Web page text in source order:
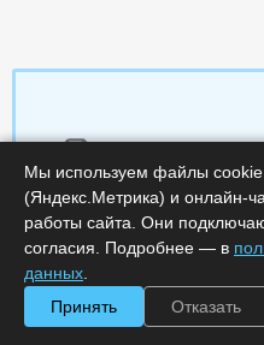
Срок поставки,
Минимальное
Код :0000-
Мы используем файлы cookie
(Яндекс.Метрика) и онлайн-
работы сайта. Они
согласия. Подробнее — в
данных
Принять
Отказать